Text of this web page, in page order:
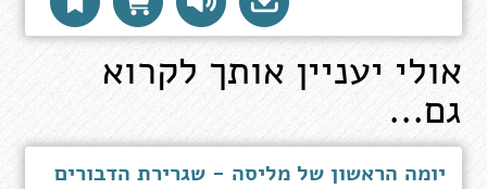
אולי יעניין אותך לקרוא
גם...
יומה הראשון של מליסה - שגרירת הדבורים